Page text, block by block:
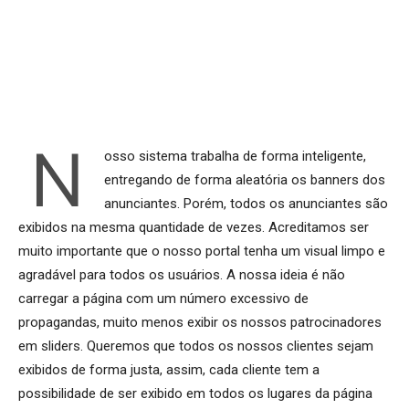
N
osso sistema trabalha de forma inteligente,
entregando de forma aleatória os banners dos
anunciantes. Porém, todos os anunciantes são
exibidos na mesma quantidade de vezes. Acreditamos ser
muito importante que o nosso portal tenha um visual limpo e
agradável para todos os usuários. A nossa ideia é não
carregar a página com um número excessivo de
propagandas, muito menos exibir os nossos patrocinadores
em sliders. Queremos que todos os nossos clientes sejam
exibidos de forma justa, assim, cada cliente tem a
possibilidade de ser exibido em todos os lugares da página